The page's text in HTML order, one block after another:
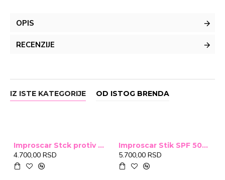
OPIS
RECENZIJE
IZ ISTE KATEGORIJE OD ISTOG BRENDA
Improscar Stck protiv ožiljaka 4,6g
4.700,00 RSD
Improscar Stik SPF 50+ Conceal 6,9g (tonirani)
5.700,00 RSD